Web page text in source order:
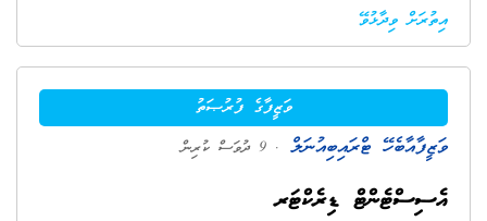
އިތުރަށް ވިދާޅުވޭ
ވަޒީފާގެ ފުރުޞަތު
ވަޒީފާއާބެހޭ ޓްރައިބިއުނަލް . 9 ދުވަސް ކުރިން
އެސިސްޓެންޓް ޑިރެކްޓަރ